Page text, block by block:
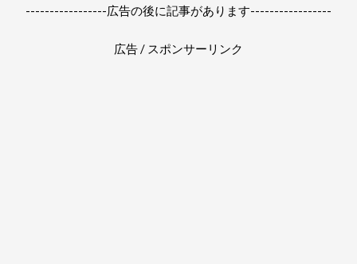
-----------------広告の後に記事があります-----------------
広告 / スポンサーリンク